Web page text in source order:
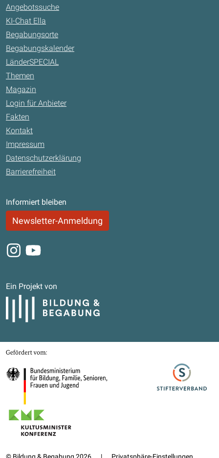
Angebotssuche
KI-Chat Ella
Begabungsorte
Begabungskalender
LänderSPECIAL
Themen
Magazin
Login für Anbieter
Fakten
Kontakt
Impressum
Datenschutzerklärung
Barrierefreiheit
Informiert bleiben
Newsletter-Anmeldung
Instagram
Youtube
Ein Projekt von
Bildung und Begabung
Gefördert von
Bundesministerium für Bildung, Familie, Senioren, Frauen und Jugend
Stifterverband
Kultusministerkonferenz